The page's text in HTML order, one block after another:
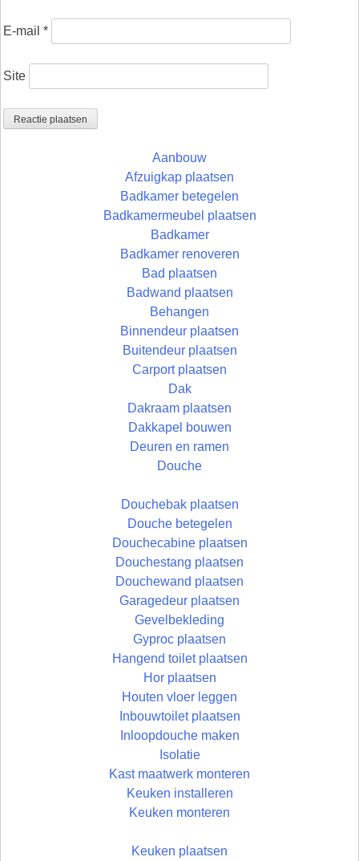
E-mail *
Site
Aanbouw
Afzuigkap plaatsen
Badkamer betegelen
Badkamermeubel plaatsen
Badkamer
Badkamer renoveren
Bad plaatsen
Badwand plaatsen
Behangen
Binnendeur plaatsen
Buitendeur plaatsen
Carport plaatsen
Dak
Dakraam plaatsen
Dakkapel bouwen
Deuren en ramen
Douche
Douchebak plaatsen
Douche betegelen
Douchecabine plaatsen
Douchestang plaatsen
Douchewand plaatsen
Garagedeur plaatsen
Gevelbekleding
Gyproc plaatsen
Hangend toilet plaatsen
Hor plaatsen
Houten vloer leggen
Inbouwtoilet plaatsen
Inloopdouche maken
Isolatie
Kast maatwerk monteren
Keuken installeren
Keuken monteren
Keuken plaatsen